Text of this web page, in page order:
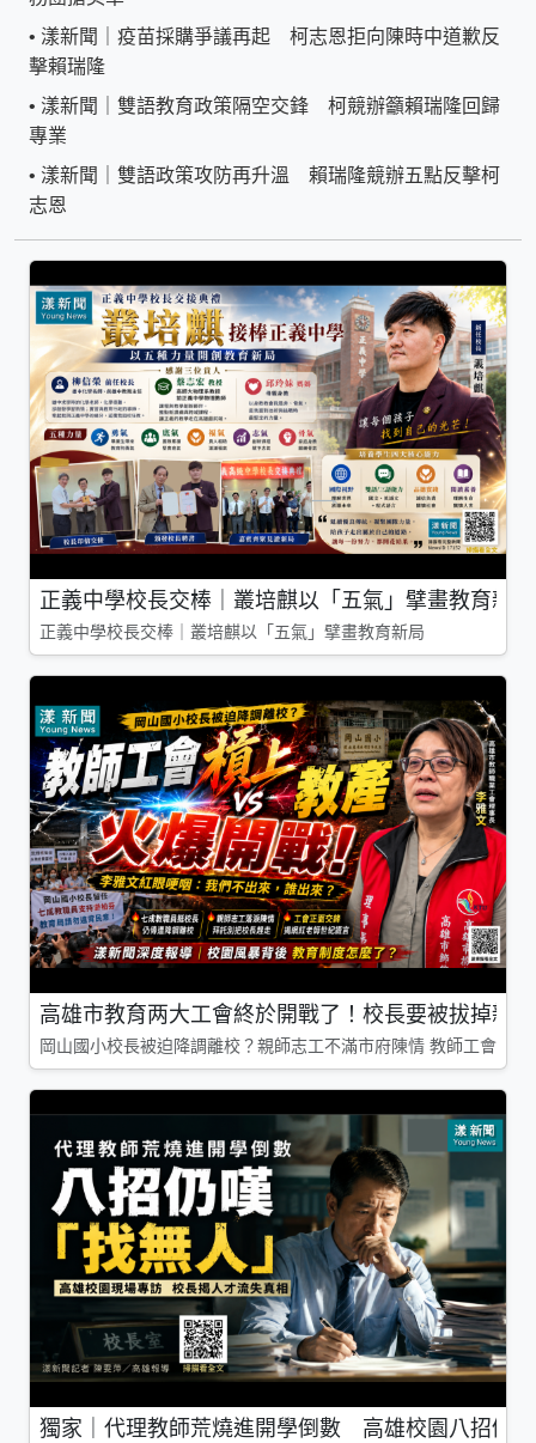
• 漾新聞｜疫苗採購爭議再起 柯志恩拒向陳時中道歉反
擊賴瑞隆
• 漾新聞｜雙語教育政策隔空交鋒 柯競辦籲賴瑞隆回歸
專業
• 漾新聞｜雙語政策攻防再升溫 賴瑞隆競辦五點反擊柯
志恩
正義中學校長交棒｜叢培麒以「五氣」擘畫教育新局
正義中學校長交棒｜叢培麒以「五氣」擘畫教育新局
高雄市教育两大工會終於開戰了！校長要被拔掉親
岡山國小校長被迫降調離校？親師志工不滿市府陳情 教師工會槓
獨家｜代理教師荒燒進開學倒數 高雄校園八招仍